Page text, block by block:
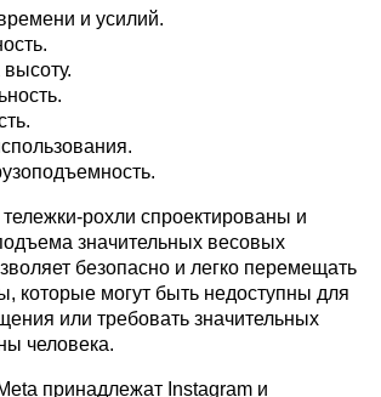
и усилий.
рохли спроектированы и
значительных весовых
безопасно и легко перемещать
которые могут быть недоступны для
или требовать значительных
человека.
принадлежат Instagram и